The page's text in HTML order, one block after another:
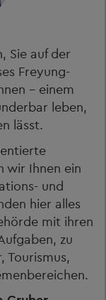
Sie auf der
Freyung-
– einem
leben,
lässt.
wir Ihnen ein
und
hier alles
mit ihren
zu
Tourismus,